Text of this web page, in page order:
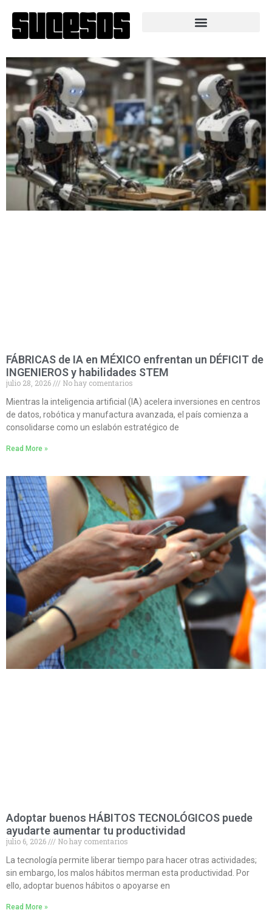
FÁBRICAS de IA en MÉXICO enfrentan un DÉFICIT de
INGENIEROS y habilidades STEM
julio 28, 2026
No hay comentarios
Mientras la inteligencia artificial (IA) acelera inversiones en centros
de datos, robótica y manufactura avanzada, el país comienza a
consolidarse como un eslabón estratégico de
Read More »
Adoptar buenos HÁBITOS TECNOLÓGICOS puede
ayudarte aumentar tu productividad
julio 6, 2026
No hay comentarios
La tecnología permite liberar tiempo para hacer otras actividades;
sin embargo, los malos hábitos merman esta productividad. Por
ello, adoptar buenos hábitos o apoyarse en
Read More »